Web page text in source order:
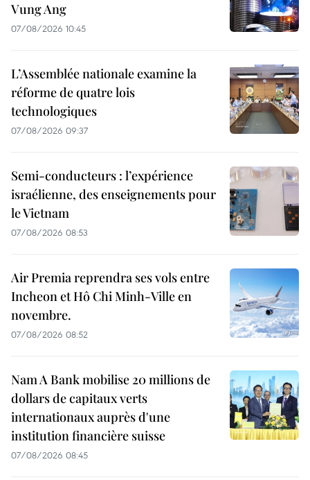
Vung Ang
07/08/2026 10:45
L’Assemblée nationale examine la
réforme de quatre lois
technologiques
07/08/2026 09:37
Semi-conducteurs : l’expérience
israélienne, des enseignements pour
le Vietnam
07/08/2026 08:53
Air Premia reprendra ses vols entre
Incheon et Hô Chi Minh-Ville en
novembre.
07/08/2026 08:52
Nam A Bank mobilise 20 millions de
dollars de capitaux verts
internationaux auprès d'une
institution financière suisse
07/08/2026 08:45